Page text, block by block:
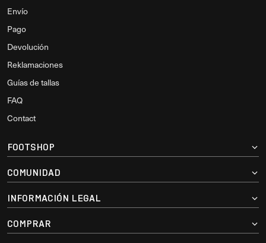
Envío
Pago
Devolución
Reklamaciones
Guías de tallas
FAQ
Contact
FOOTSHOP
COMUNIDAD
INFORMACIÓN LEGAL
COMPRAR